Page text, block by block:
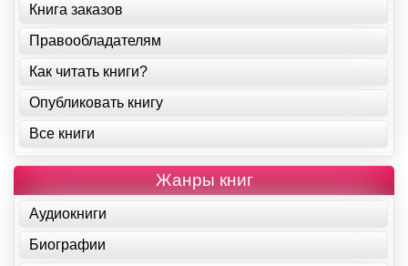
Книга заказов
Правообладателям
Как читать книги?
Опубликовать книгу
Все книги
Жанры книг
Аудиокниги
Биографии